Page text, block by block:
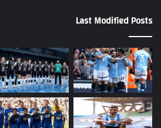
Last Modified Posts